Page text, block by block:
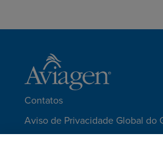
Contatos
Aviso de Privacidade Global do